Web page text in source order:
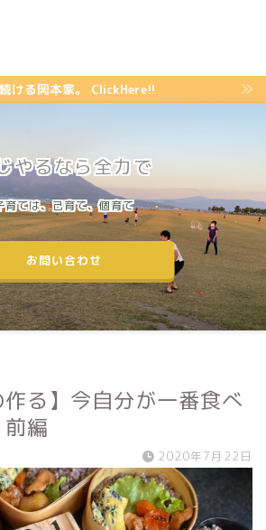
ける岡本家。 ClickHere!!
やるなら全力で
育ては、己育て、個育て
お問い合わせ
作る】今自分が一番食べ
編
2020年7月22日